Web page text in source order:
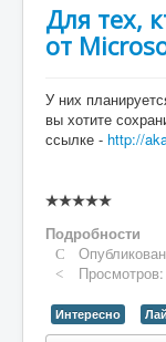
Для тех,
от
У них
вы хотите
ссылке - http://
Рейтинг:
Подробности
Просмотров:
Интересно